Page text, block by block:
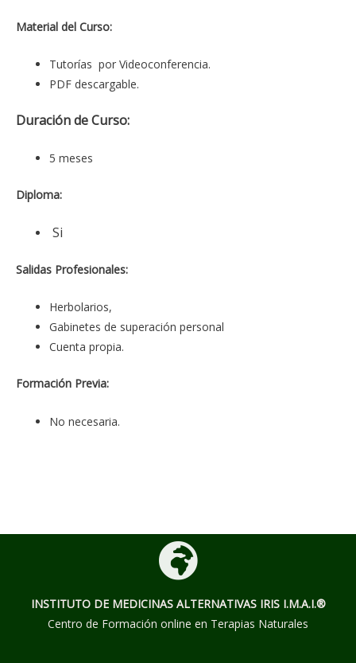
Material del Curso:
Tutorías por Videoconferencia.
PDF descargable.
Duración de Curso:
5 meses
Diploma:
Si
Salidas Profesionales:
Herbolarios,
Gabinetes de superación personal
Cuenta propia.
Formación Previa:
No necesaria.
INSTITUTO DE MEDICINAS ALTERNATIVAS IRIS I.M.A.I.®
Centro de Formación online en Terapias Naturales